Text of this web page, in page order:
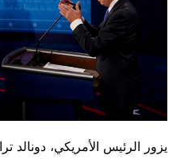
يزور الرئيس الأمريكي، دونالد